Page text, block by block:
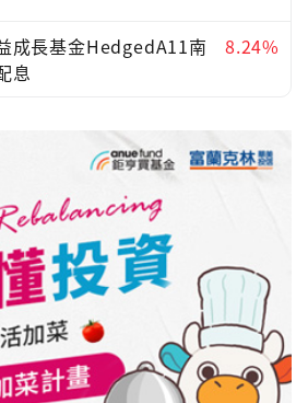
成長基金HedgedA11南
息
8.24%